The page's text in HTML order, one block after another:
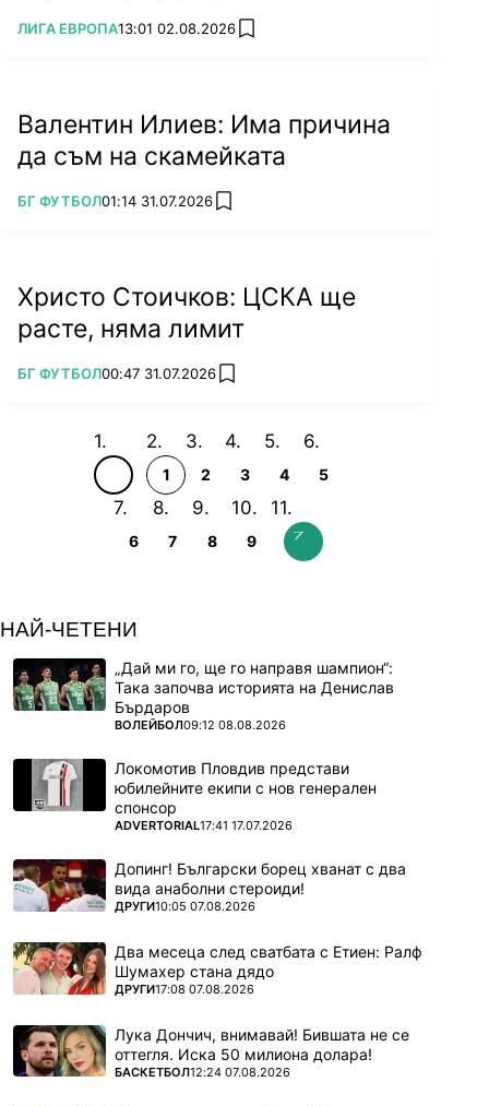
ПОВЕЧЕ ОТ
ЛИГА ЕВРОПА13:01 02.08.2026 add favorites
Валентин Илиев: Има причина
да съм на скамейката
ПОВЕЧЕ ОТ
БГ ФУТБОЛ01:14 31.07.2026 add favorites
Христо Стоичков: ЦСКА ще
расте, няма лимит
ПОВЕЧЕ ОТ
БГ ФУТБОЛ00:47 31.07.2026 add favorites
1 2 3 4 5
6 7 8 9
НАЙ-ЧЕТЕНИ
„Дай ми го, ще го направя шампион“:
Така започва историята на Денислав
Бърдаров
ПОВЕЧЕ ОТ
ВОЛЕЙБОЛ09:12 08.08.2026
Локомотив Пловдив представи
юбилейните екипи с нов генерален
спонсор
ПОВЕЧЕ ОТ
ADVERTORIAL17:41 17.07.2026
Допинг! Български борец хванат с два
вида анаболни стероиди!
ПОВЕЧЕ ОТ
ДРУГИ10:05 07.08.2026
Два месеца след сватбата с Етиен: Ралф
Шумахер стана дядо
ПОВЕЧЕ ОТ
ДРУГИ17:08 07.08.2026
Лука Дончич, внимавай! Бившата не се
оттегля. Иска 50 милиона долара!
ПОВЕЧЕ ОТ
БАСКЕТБОЛ12:24 07.08.2026